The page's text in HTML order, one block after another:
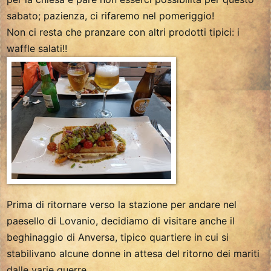
sabato; pazienza, ci rifaremo nel pomeriggio!
Non ci resta che pranzare con altri prodotti tipici: i
waffle salati!!
Prima di ritornare verso la stazione per andare nel
paesello di Lovanio, decidiamo di visitare anche il
beghinaggio di Anversa, tipico quartiere in cui si
stabilivano alcune donne in attesa del ritorno dei mariti